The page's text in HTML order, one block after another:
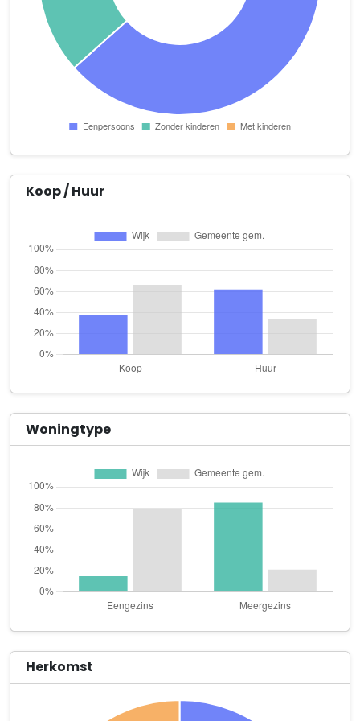
De Ducati Deskundige
Griftstraat 36
De Huidstudio
Kerklaan 59
Roggestraat 111 3e verdieping
Dirk Vos
Stationsstraat 141
Duo Kappers en Beauty
Nieuwstraat 60
Enkwest Opleiding & Advies B.V.
Ephata
Molenstraat-Centrum 1 unit 1.11
Erik Nieuwenhuis
ESC Azimi
Brinklaan 21
Fijn Apeldoorn
Raadhuisplein 8 D
Fruitrijk v. Leeuwen
Future Video Apeldoorn B.V.
Asselsestraat 25
Glazenmetbedrukking.nl
Koop / Huur
Woningtype
Herkomst